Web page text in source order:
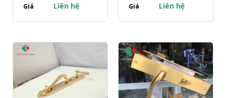
Giá Liên hệ Giá Liên hệ